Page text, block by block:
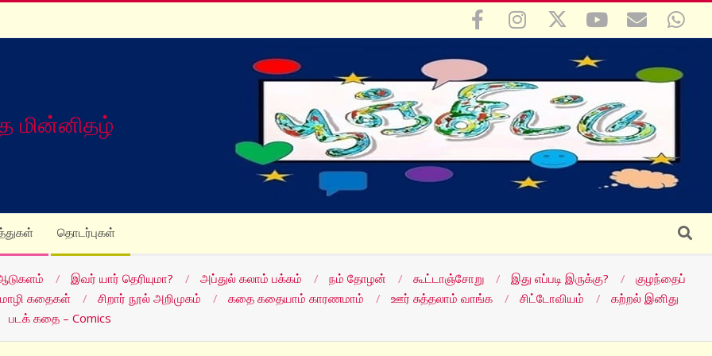
மின்னிதழ்
தொடர்புகள் Search
இவர் யார் தெரியுமா? அப்துல் கலாம் பக்கம் நம் தோழன் கூட்டாஞ்சோறு இது எப்படி இருக்கு?
குழந்தைப்
கதைகள் சிறார் நூல் அறிமுகம் கதை கதையாம் காரணமாம் ஊர் சுத்தலாம் வாங்க சிட்டோவியம்
கற்றல் இனிது
படக் கதை – Comics